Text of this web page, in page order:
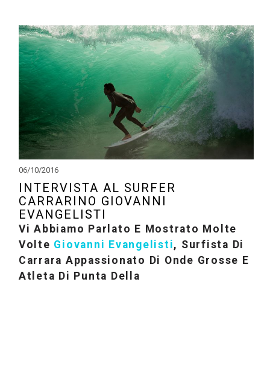
06/10/2016
INTERVISTA AL SURFER
CARRARINO GIOVANNI
EVANGELISTI
Vi Abbiamo Parlato E Mostrato Molte
Volte Giovanni Evangelisti, Surfista Di
Carrara Appassionato Di Onde Grosse E
Atleta Di Punta Della